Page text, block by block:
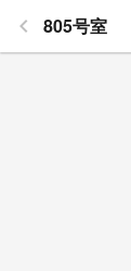
keyboard_arrow_left 805号室